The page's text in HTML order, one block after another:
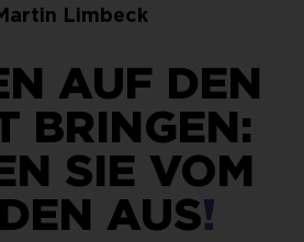
Limbeck
AUF DEN
BRINGEN:
SIE VOM
AUS!